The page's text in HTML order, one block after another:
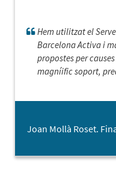
Hem utilitzat el
Barcelona Activa i
propostes per
magníific soport,